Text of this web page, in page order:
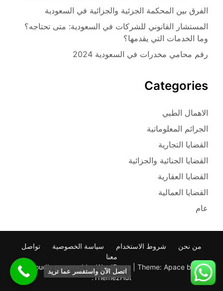
الفرق بين المحكمة الجزئية والجزائية في السعودية
المستشار القانوني للشركات في السعودية: متى تحتاجه؟
وما الخدمات التي يقدمها؟
رقم محامي مخدرات في السعودية 2024
Categories
الاهمال الطبي
الجرائم المعلوماتية
القضايا التجارية
القضايا الجنائية والجزائية
القضايا العقارية
القضايا العمالية
عام
من نحن شروط الاستخدام سياسة الخصوصية
تواصل
معنا
Proudly powered by WordPress
Theme: Apace by
ThemezHut
.
اتصل الآن واستفسر عما تريد